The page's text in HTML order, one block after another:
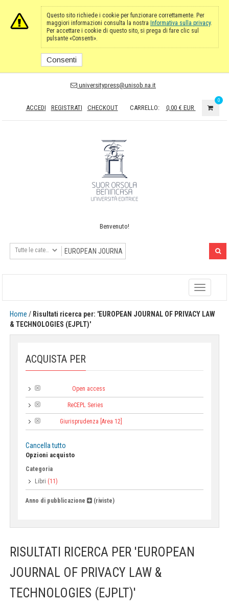
Questo sito richiede i cookie per funzionare correttamente. Per
maggiori informazioni consulta la nostra Informativa sulla privacy.
Per accettare i cookie di questo sito, si prega di fare clic sul
pulsante «Consenti».
Consenti
universitypress@unisob.na.it
ACCEDI REGISTRATI CHECKOUT CARRELLO: 0,00 € EUR
0
Benvenuto!
Toggle
navigation
Home / Risultati ricerca per: 'EUROPEAN JOURNAL OF PRIVACY LAW
& TECHNOLOGIES (EJPLT)'
ACQUISTA PER
Open access
ReCEPL Series
Giurisprudenza [Area 12]
Cancella tutto
Opzioni acquisto
Categoria
Libri (11)
Anno di pubblicazione (riviste)
RISULTATI RICERCA PER 'EUROPEAN
JOURNAL OF PRIVACY LAW &
TECHNOLOGIES (EJPLT)'